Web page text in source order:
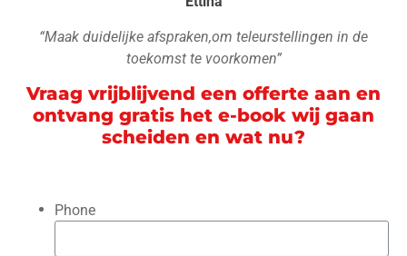
“Maak duidelijke afspraken,om teleurstellingen in de
toekomst te voorkomen”
Vraag vrijblijvend een offerte aan en
ontvang gratis het e-book wij gaan
scheiden en wat nu?
Phone